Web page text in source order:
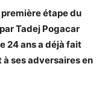
étape du
Tadej Pogacar
24 ans a déjà fait
ses adversaires en